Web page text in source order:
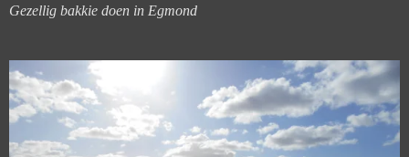
Gezellig bakkie doen in Egmond